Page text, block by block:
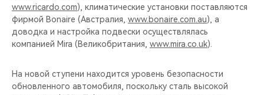
www.ricardo.com), климатические установки поставляются
фирмой Bonaire (Австралия, www.bonaire.com.au), а
доводка и настройка подвески осуществлялась
компанией Mira (Великобритания, www.mira.co.uk).
На новой ступени находится уровень безопасности
обновленного автомобиля, поскольку сталь высокой